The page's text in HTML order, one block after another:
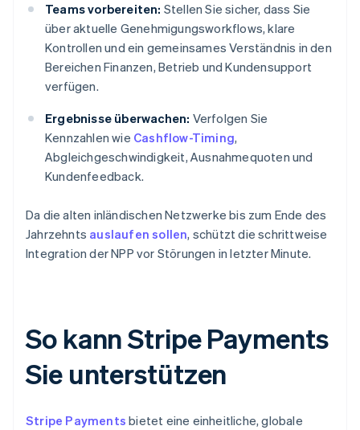
Teams vorbereiten: Stellen Sie sicher, dass Sie
über aktuelle Genehmigungsworkflows, klare
Kontrollen und ein gemeinsames Verständnis in den
Bereichen Finanzen, Betrieb und Kundensupport
verfügen.
Ergebnisse überwachen: Verfolgen Sie
Kennzahlen wie Cashflow-Timing,
Abgleichgeschwindigkeit, Ausnahmequoten und
Kundenfeedback.
Da die alten inländischen Netzwerke bis zum Ende des
Jahrzehnts auslaufen sollen, schützt die schrittweise
Integration der NPP vor Störungen in letzter Minute.
So kann Stripe Payments
Sie unterstützen
Stripe Payments bietet eine einheitliche, globale